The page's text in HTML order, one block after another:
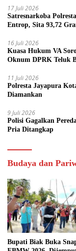
17 Juli 2026
Satresnarkoba
Entrop, Sita 93,72
16 Juli 2026
Kuasa Hukum VA
Oknum DPRK Teluk
11 Juli 2026
Polresta Jayapura
Diamankan
9 Juli 2026
Polisi Gagalkan
Pria Ditangkap
Budaya dan
Bupati Biak Buka